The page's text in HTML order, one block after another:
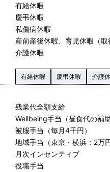
有給休暇
慶弔休暇
私傷病休暇
産前産後休暇、育児休暇（
介護休暇
有給休暇 慶弔休暇 介護
残業代全額支給
Wellbeing手当（昼食代の補
被服手当（毎月4千円）
地域手当（東京・横浜：2
月次インセンティブ
役職手当